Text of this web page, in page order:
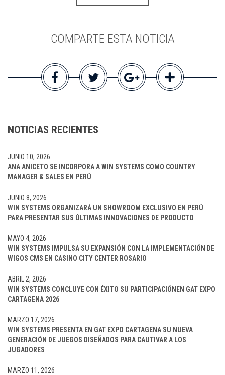
COMPARTE ESTA NOTICIA
NOTICIAS RECIENTES
ANA ANICETO SE INCORPORA A WIN SYSTEMS COMO COUNTRY
MANAGER & SALES EN PERÚ
JUNIO 10, 2026
WIN SYSTEMS ORGANIZARÁ UN SHOWROOM EXCLUSIVO EN PERÚ
PARA PRESENTAR SUS ÚLTIMAS INNOVACIONES DE PRODUCTO
JUNIO 8, 2026
WIN SYSTEMS IMPULSA SU EXPANSIÓN CON LA IMPLEMENTACIÓN DE
WIGOS CMS EN CASINO CITY CENTER ROSARIO
MAYO 4, 2026
WIN SYSTEMS CONCLUYE CON ÉXITO SU PARTICIPACIÓNEN GAT EXPO
CARTAGENA 2026
ABRIL 2, 2026
WIN SYSTEMS PRESENTA EN GAT EXPO CARTAGENA SU NUEVA
GENERACIÓN DE JUEGOS DISEÑADOS PARA CAUTIVAR A LOS
JUGADORES
MARZO 17, 2026
MARZO 11, 2026